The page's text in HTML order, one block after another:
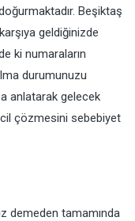
Beşiktaş
geldiğinizde
ki numaraların
durumunuzu
anlatarak gelecek
çözmesini sebebiyet
demeden tamamında